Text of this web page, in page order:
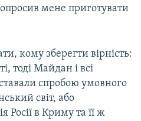
мене приготувати
кому зберегти вірність:
тоді Майдан і всі
ставали спробою умовного
світ, або
Росії в Криму та її ж